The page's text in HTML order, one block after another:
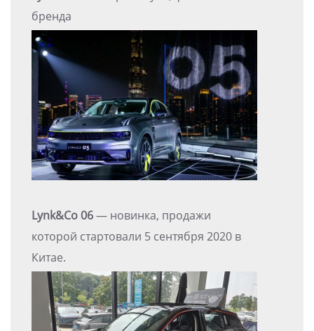
бренда
Lynk&Co 06— новинка, продажи
которой стартовали 5 сентября 2020 в
Китае.